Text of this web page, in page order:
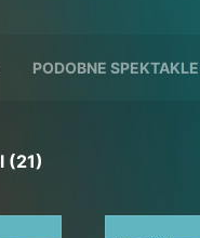
PODOBNE SPEKTAKLE
(21)